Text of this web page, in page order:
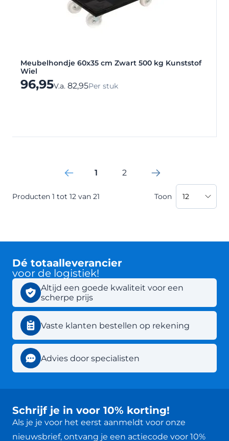
Meubelhondje 60x35 cm Zwart 500 kg Kunststof
Wiel
96,95V.a. 82,95Per stuk
Je leest momenteel pagina
1 Pagina
2
Producten 1 tot 12 van 21 Toon
Dé totaalleverancier
voor de logistiek!
Altijd een goede kwaliteit voor een
scherpe prijs
Vaste klanten bestellen op rekening
Advies door specialisten
Schrijf je in voor 10% korting!
Als je je voor het eerst aanmeldt voor onze
nieuwsbrief, ontvang je een actiecode voor 10%